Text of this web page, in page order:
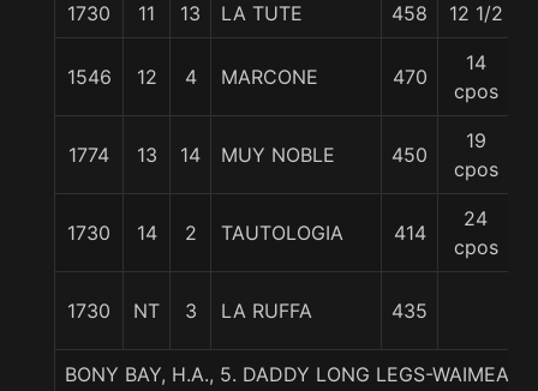
1730 11 13 LA TUTE 458 12 1/2
1546 12 4 MARCONE 470
14
cpos
1774 13 14 MUY NOBLE 450
19
cpos
1730 14 2 TAUTOLOGIA 414
24
cpos
1730 NT 3 LA RUFFA 435
BONY BAY, H.A., 5. DADDY LONG LEGS-WAIMEA